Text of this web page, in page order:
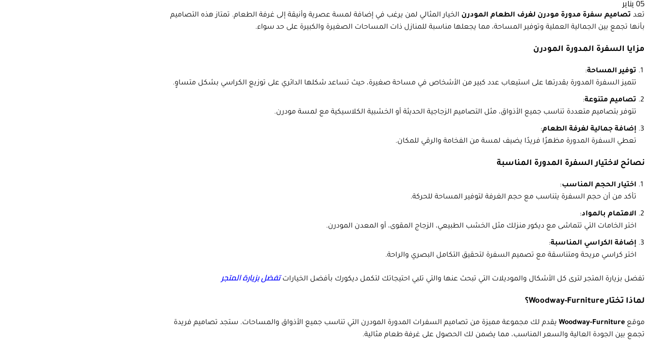
05يناير
تعد تصاميم سفرة مدورة مودرن لغرف الطعام المودرن الخيار المثالي لمن يرغب في إضافة لمسة عصرية وأنيقة إلى غرفة الطعام. تمتاز هذه التصاميم
بأنها تجمع بين الجمالية العملية وتوفير المساحة، مما يجعلها مناسبة للمنازل ذات المساحات الصغيرة والكبيرة على حد سواء.
مزايا السفرة المدورة المودرن
توفير المساحة:
تتميز السفرة المدورة بقدرتها على استيعاب عدد كبير من الأشخاص في مساحة صغيرة، حيث تساعد شكلها الدائري على توزيع الكراسي بشكل متساوٍ.
تصاميم متنوعة:
تتوفر بتصاميم متعددة تناسب جميع الأذواق، مثل التصاميم الزجاجية الحديثة أو الخشبية الكلاسيكية مع لمسة مودرن.
إضافة جمالية لغرفة الطعام:
تعطي السفرة المدورة مظهرًا فريدًا يضيف لمسة من الفخامة والرقي للمكان.
نصائح لاختيار السفرة المدورة المناسبة
اختيار الحجم المناسب:
تأكد من أن حجم السفرة يتناسب مع حجم الغرفة لتوفير المساحة للحركة.
الاهتمام بالمواد:
اختر الخامات التي تتماشى مع ديكور منزلك مثل الخشب الطبيعي، الزجاج المقوى، أو المعدن المودرن.
إضافة الكراسي المناسبة:
اختر كراسي مريحة ومتناسقة مع تصميم السفرة لتحقيق التكامل البصري والراحة.
تفضل بزيارة المتجر لترى كل الأشكال والموديلات التي تبحث عنها والتي تلبي احتيجاتك لتكمل ديكورك بأفضل الخياراتتفضل بزيارة المتجر
لماذا تختار Woodway-Furniture؟
موقع Woodway-Furniture يقدم لك مجموعة مميزة من تصاميم السفرات المدورة المودرن التي تناسب جميع الأذواق والمساحات. ستجد تصاميم فريدة
تجمع بين الجودة العالية والسعر المناسب، مما يضمن لك الحصول على غرفة طعام مثالية.